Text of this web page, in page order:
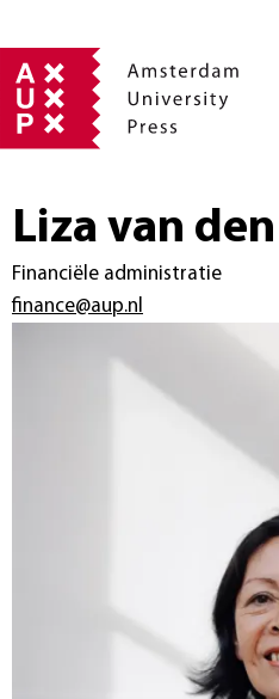
Liza van
Financiële administratie
finance@aup.nl